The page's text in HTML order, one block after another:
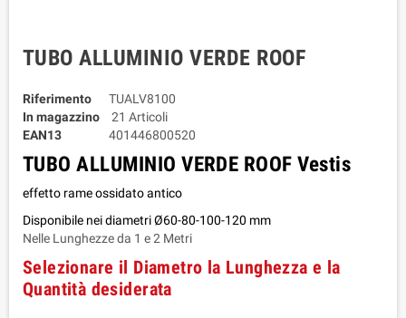
TUBO ALLUMINIO VERDE ROOF
Riferimento
TUALV8100
In magazzino
21 Articoli
EAN13
401446800520
TUBO ALLUMINIO VERDE ROOF Vestis
effetto rame ossidato antico
Disponibile nei diametri Ø60-80-100-120 mm
Nelle Lunghezze da 1 e 2 Metri
Selezionare il Diametro la Lunghezza e la
Quantità desiderata